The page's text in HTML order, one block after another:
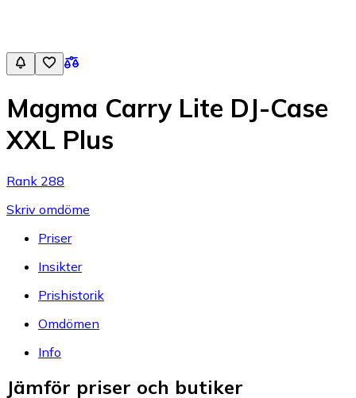
Magma Carry Lite DJ-Case
XXL Plus
Rank 288
Skriv omdöme
Priser
Insikter
Prishistorik
Omdömen
Info
Jämför priser och butiker